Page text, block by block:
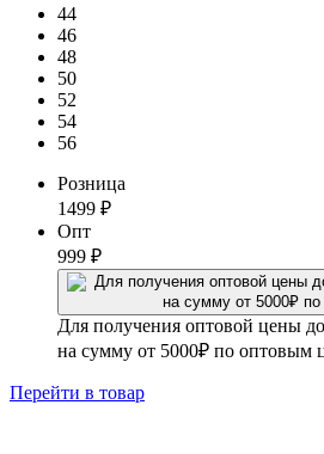
44
46
48
50
52
54
56
Розница
1499 ₽
Опт
999 ₽
Для получения оптовой цены
на сумму от 5000₽ по оптовым
Перейти в товар